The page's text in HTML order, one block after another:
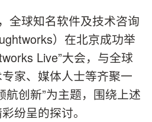
全球知名软件及技术咨询
）在北京成功举
Live”大会，与全球
家、媒体人士等齐聚一
航创新”为主题，围绕上述
纷呈的探讨。